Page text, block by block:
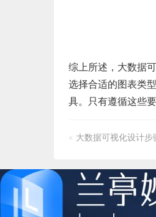
综上所述， 大数据
选择合适的图表类
具。只有遵循这些
« 大数据可视化设计步